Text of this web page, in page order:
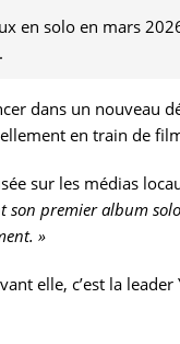
en solo en mars 2026.
dans un nouveau
en train de
sur les médias
son premier album
»
elle, c’est la